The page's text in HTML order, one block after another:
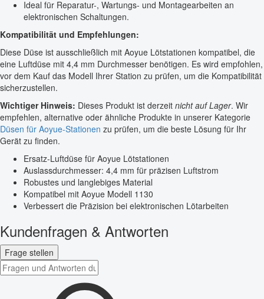
Ideal für Reparatur-, Wartungs- und Montagearbeiten an
elektronischen Schaltungen.
Kompatibilität und Empfehlungen:
Diese Düse ist ausschließlich mit Aoyue Lötstationen kompatibel, die
eine Luftdüse mit 4,4 mm Durchmesser benötigen. Es wird empfohlen,
vor dem Kauf das Modell Ihrer Station zu prüfen, um die Kompatibilität
sicherzustellen.
Wichtiger Hinweis: Dieses Produkt ist derzeit nicht auf Lager. Wir
empfehlen, alternative oder ähnliche Produkte in unserer Kategorie
Düsen für Aoyue-Stationen zu prüfen, um die beste Lösung für Ihr
Gerät zu finden.
Ersatz-Luftdüse für Aoyue Lötstationen
Auslassdurchmesser: 4,4 mm für präzisen Luftstrom
Robustes und langlebiges Material
Kompatibel mit Aoyue Modell 1130
Verbessert die Präzision bei elektronischen Lötarbeiten
Kundenfragen & Antworten
Frage stellen